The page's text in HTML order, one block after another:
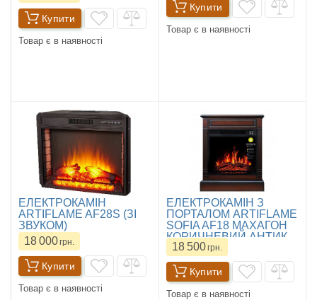
Купити
Товар є в наявності
Купити
Товар є в наявності
ЕЛЕКТРОКАМІН
ARTIFLAME AF28S (ЗІ
ЗВУКОМ)
18 000грн.
Купити
Товар є в наявності
ЕЛЕКТРОКАМІН З
ПОРТАЛОМ ARTIFLAME
SOFIA AF18 МАХАГОН
КОРИЧНЕВИЙ АНТИК
18 500грн.
Купити
Товар є в наявності